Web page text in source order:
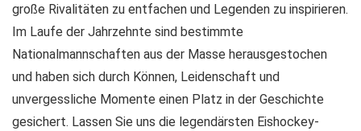
große Rivalitäten zu entfachen und Legenden zu inspirieren.
Im Laufe der Jahrzehnte sind bestimmte
Nationalmannschaften aus der Masse herausgestochen
und haben sich durch Können, Leidenschaft und
unvergessliche Momente einen Platz in der Geschichte
gesichert. Lassen Sie uns die legendärsten Eishockey-